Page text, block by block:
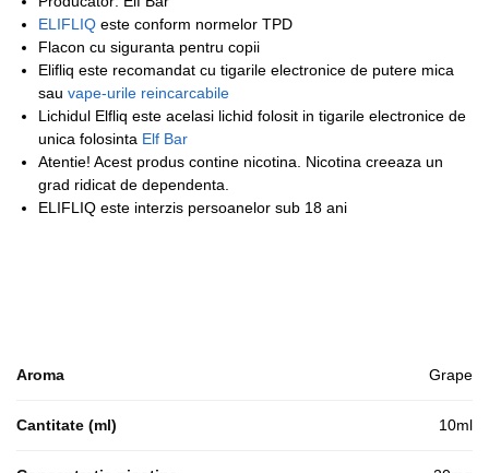
ELIFLIQ este conform normelor TPD
Flacon cu siguranta pentru copii
Elifliq este recomandat cu tigarile electronice de putere mica
sau vape-urile reincarcabile
Lichidul Elfliq este acelasi lichid folosit in tigarile electronice de
unica folosinta Elf Bar
Atentie! Acest produs contine nicotina. Nicotina creeaza un
grad ridicat de dependenta.
ELIFLIQ este interzis persoanelor sub 18 ani
Aroma Grape
Cantitate (ml) 10ml